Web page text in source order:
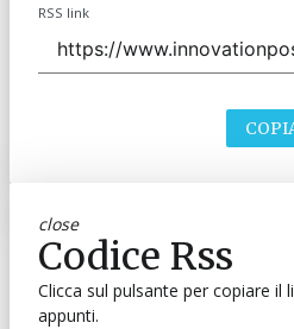
RSS link
close
Codice Rss
Clicca sul pulsante per copiare il
appunti.